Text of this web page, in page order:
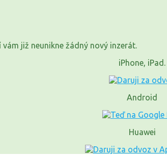
již neunikne žádný nový inzerát.
iPhone, iPad.
Android
Huawei